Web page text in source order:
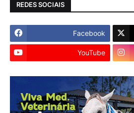
REDES SOCIAIS
Facebook
YouTube